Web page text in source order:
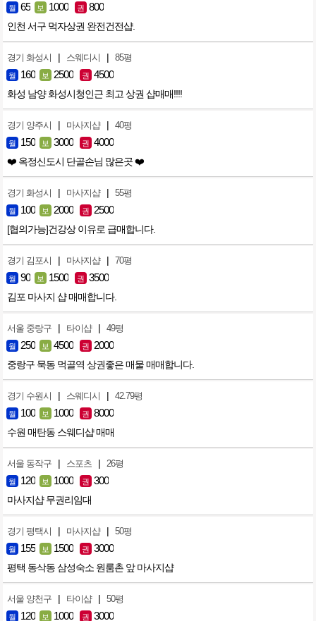
월 65 보 1000 권 800
인천 서구 먹자상권 완전건전샵.
경기 화성시 | 스웨디시 | 85평
월 160 보 2500 권 4500
화성 남양 화성시청인근 최고 상권 샵매매!!!!
경기 양주시 | 마사지샵 | 40평
월 150 보 3000 권 4000
❤️ 옥정신도시 단골손님 많은곳 ❤️
경기 화성시 | 마사지샵 | 55평
월 100 보 2000 권 2500
[협의가능]건강상 이유로 급매합니다.
경기 김포시 | 마사지샵 | 70평
월 90 보 1500 권 3500
김포 마사지 샵 매매합니다.
서울 중랑구 | 타이샵 | 49평
월 250 보 4500 권 2000
중랑구 묵동 먹골역 상권좋은 매물 매매합니다.
경기 수원시 | 스웨디시 | 42.79평
월 100 보 1000 권 8000
수원 매탄동 스웨디샵 매매
서울 동작구 | 스포츠 | 26평
월 120 보 1000 권 300
마사지샵 무권리임대
경기 평택시 | 마사지샵 | 50평
월 155 보 1500 권 3000
평택 동삭동 삼성숙소 원룸촌 앞 마사지샵
서울 양천구 | 타이샵 | 50평
월 120 보 1000 권 3000